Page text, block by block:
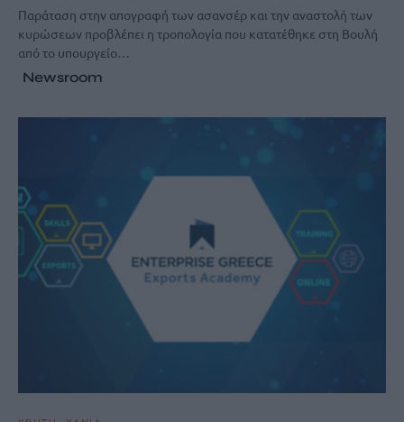
Παράταση στην απογραφή των ασανσέρ και την αναστολή των
κυρώσεων προβλέπει η τροπολογία που κατατέθηκε στη Βουλή
από το υπουργείο…
Newsroom